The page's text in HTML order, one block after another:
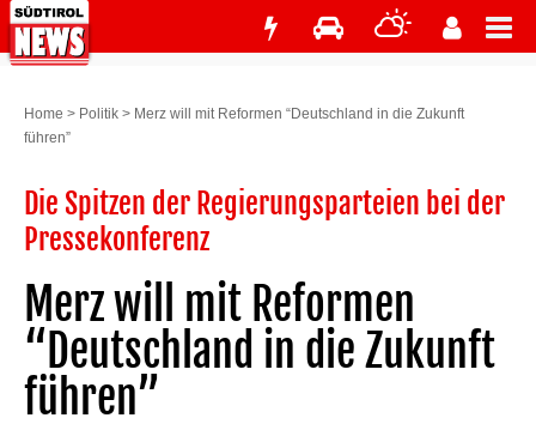
Home > Politik > Merz will mit Reformen “Deutschland in die Zukunft
führen”
Die Spitzen der Regierungsparteien bei der
Pressekonferenz
Merz will mit Reformen
“Deutschland in die Zukunft
führen”